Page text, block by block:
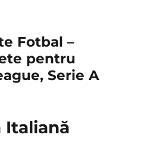
Fotbal –
pentru
Serie A
Italiană